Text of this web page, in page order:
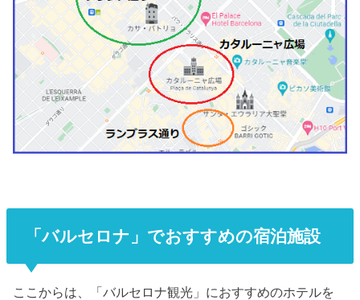
「バルセロナ」でおすすめの宿泊施設
ここからは、「バルセロナ観光」におすすめのホテルを